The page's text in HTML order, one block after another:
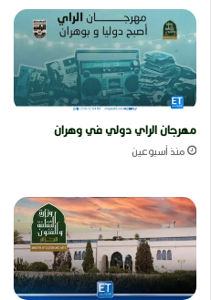
مهرجان الراي دولي في وهران
منذ أسبوعين